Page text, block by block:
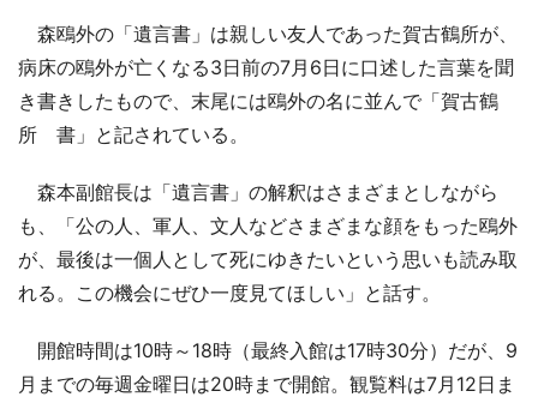
森鴎外の「遺言書」は親しい友人であった賀古鶴所が、
病床の鴎外が亡くなる3日前の7月6日に口述した言葉を聞
き書きしたもので、末尾には鴎外の名に並んで「賀古鶴
所 書」と記されている。
森本副館長は「遺言書」の解釈はさまざまとしながら
も、「公の人、軍人、文人などさまざまな顔をもった鴎外
が、最後は一個人として死にゆきたいという思いも読み取
れる。この機会にぜひ一度見てほしい」と話す。
開館時間は10時～18時（最終入館は17時30分）だが、9
月までの毎週金曜日は20時まで開館。観覧料は7月12日ま